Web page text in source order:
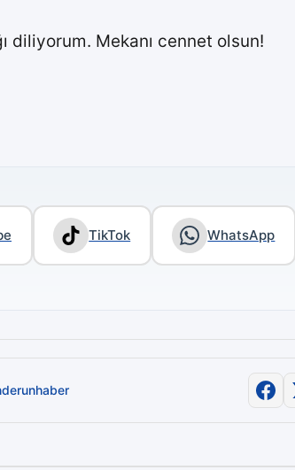
diliyorum. Mekanı cennet olsun!
TikTok WhatsApp